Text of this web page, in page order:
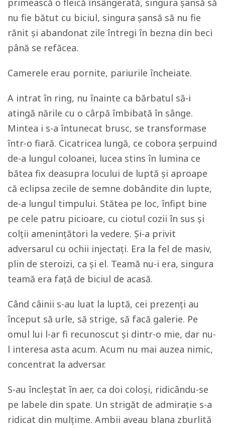
primească o fleică însângerată, singura șansă să
nu fie bătut cu biciul, singura șansă să nu fie
rănit și abandonat zile întregi în bezna din beci
până se refăcea.
Camerele erau pornite, pariurile încheiate.
A intrat în ring, nu înainte ca bărbatul să-i
atingă nările cu o cârpă îmbibată în sânge.
Mintea i s-a întunecat brusc, se transformase
într-o fiară. Cicatricea lungă, ce cobora șerpuind
de-a lungul coloanei, lucea stins în lumina ce
bătea fix deasupra locului de luptă și aproape
că eclipsa zecile de semne dobândite din lupte,
de-a lungul timpului. Stătea pe loc, înfipt bine
pe cele patru picioare, cu ciotul cozii în sus și
colții amenințători la vedere. Și-a privit
adversarul cu ochii injectați. Era la fel de masiv,
plin de steroizi, ca și el. Teamă nu-i era, singura
teamă era față de biciul de acasă.
Când câinii s-au luat la luptă, cei prezenți au
început să urle, să strige, să facă galerie. Pe
omul lui l-ar fi recunoscut și dintr-o mie, dar nu-
l interesa asta acum. Acum nu mai auzea nimic,
concentrat la adversar.
S-au încleștat în aer, ca doi coloși, ridicându-se
pe labele din spate. Un strigăt de admirație s-a
ridicat din mulțime. Ambii aveau blana zburlită